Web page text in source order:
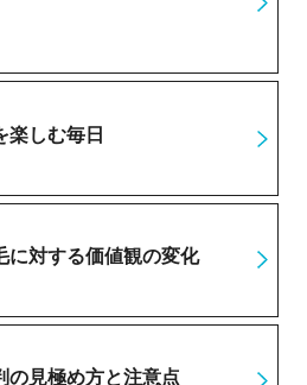
楽しむ毎日
に対する価値観の変化
の見極め方と注意点